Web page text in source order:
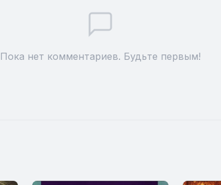
Пока нет комментариев. Будьте первым!